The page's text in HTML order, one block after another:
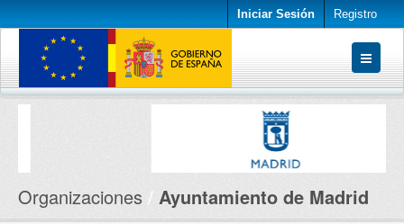
Iniciar Sesión Registro
Conjuntos de datos
Organizaciones Ayuntamiento de Madrid